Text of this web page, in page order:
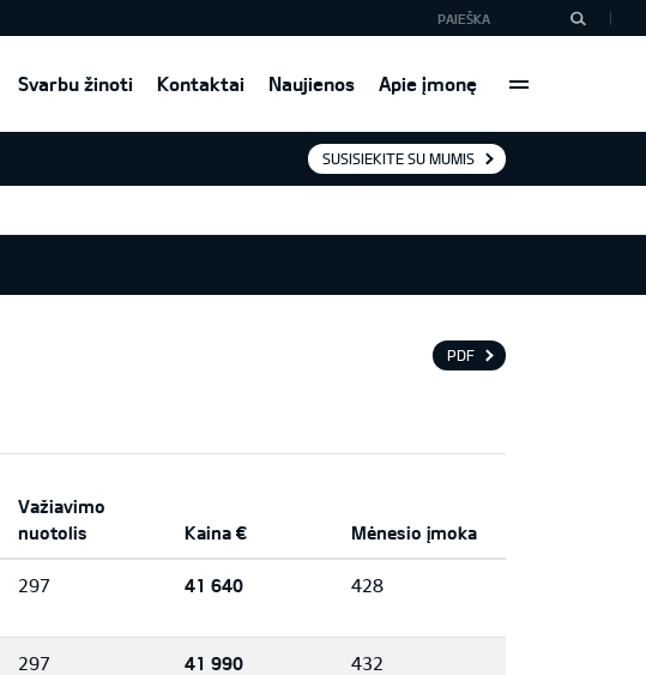
Svarbu žinoti Kontaktai Naujienos Apie įmonę
SUSISIEKITE SU MUMIS
PDF
Važiavimo
nuotolis
Kaina € Mėnesio įmoka
297 41 640 428
297 41 990 432